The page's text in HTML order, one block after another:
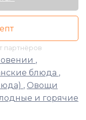
партнёров
,
блюда ,
, Овощи
и горячие